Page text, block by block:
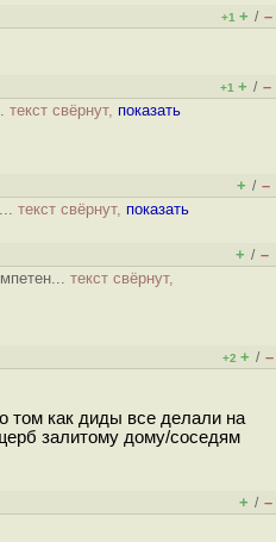
+1 + / –
+1 + / –
текст свёрнут, показать
+ / –
текст свёрнут, показать
+ / –
текст свёрнут,
+2 + / –
том как диды все делали на
залитому дому/соседям
+ / –